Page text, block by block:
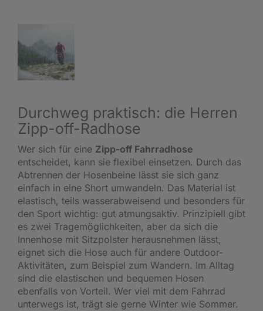
Durchweg praktisch: die Herren
Zipp-off-Radhose
Wer sich für eine Zipp-off Fahrradhose
entscheidet, kann sie flexibel einsetzen. Durch das
Abtrennen der Hosenbeine lässt sie sich ganz
einfach in eine Short umwandeln. Das Material ist
elastisch, teils wasserabweisend und besonders für
den Sport wichtig: gut atmungsaktiv. Prinzipiell gibt
es zwei Tragemöglichkeiten, aber da sich die
Innenhose mit Sitzpolster herausnehmen lässt,
eignet sich die Hose auch für andere Outdoor-
Aktivitäten, zum Beispiel zum Wandern. Im Alltag
sind die elastischen und bequemen Hosen
ebenfalls von Vorteil. Wer viel mit dem Fahrrad
unterwegs ist, trägt sie gerne Winter wie Sommer.